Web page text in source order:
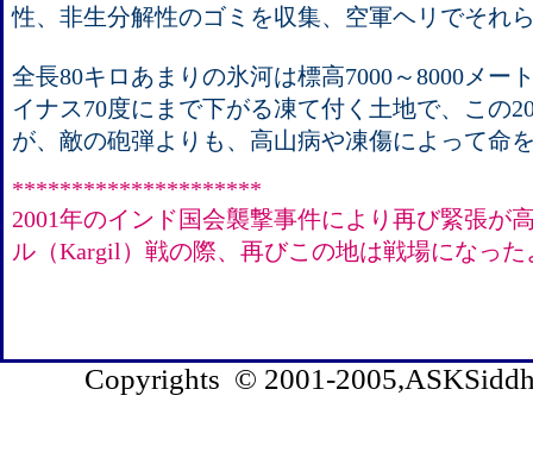
性、非生分解性のゴミを収集、空軍ヘリでそれ
全長80キロあまりの氷河は標高7000～8000メー
イナス70度にまで下がる凍て付く土地で、この
が、敵の砲弾よりも、高山病や凍傷によって命
*********************
2001年のインド国会襲撃事件により再び緊張が
ル（Kargil）戦の際、再びこの地は戦場になっ
Copyrights © 2001-